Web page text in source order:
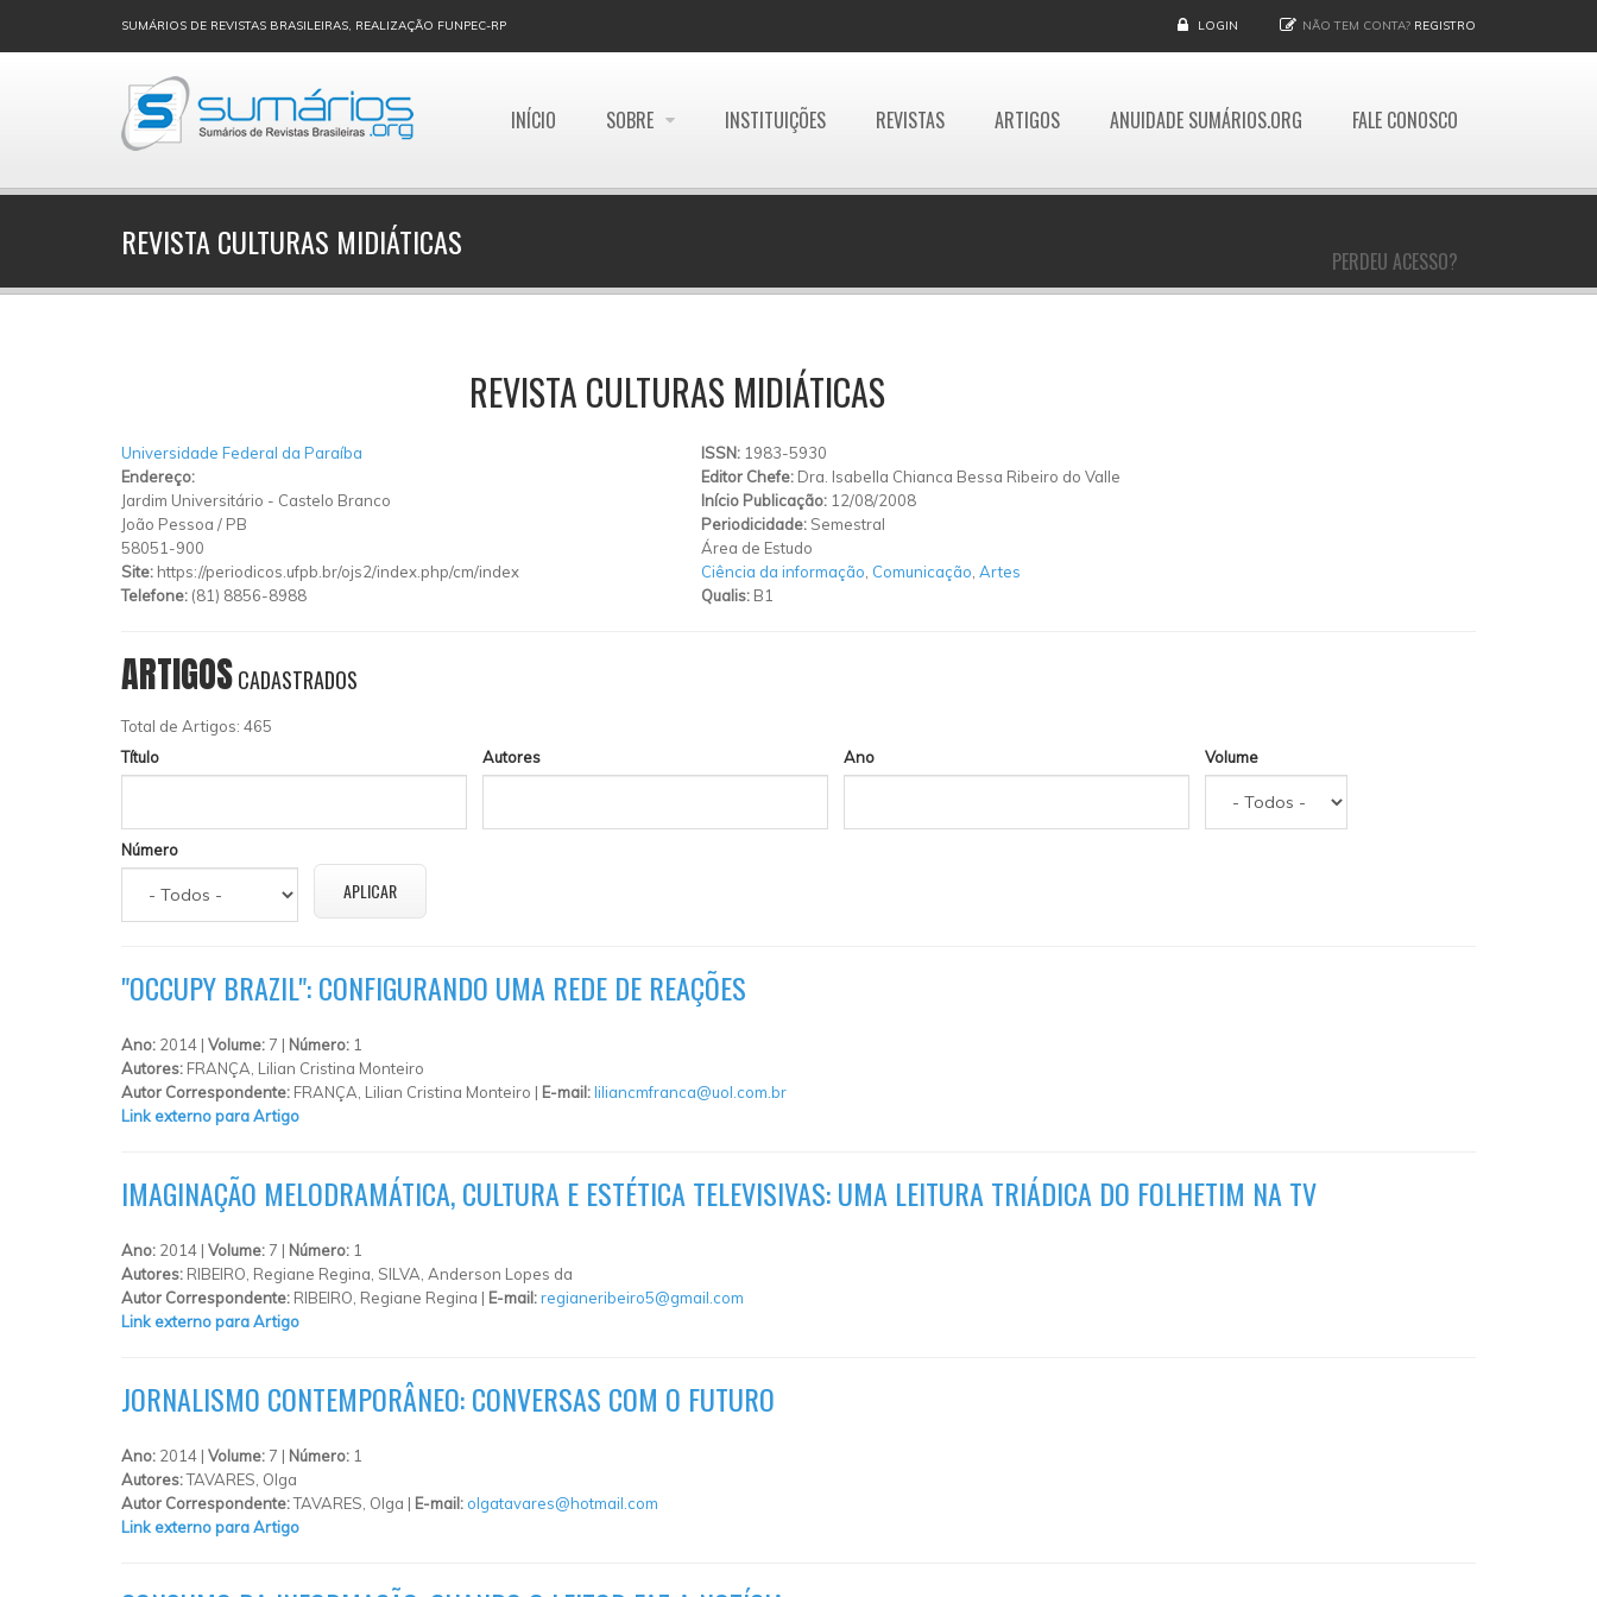
SUMÁRIOS DE REVISTAS BRASILEIRAS, REALIZAÇÃO FUNPEC-RP LOGIN NÃO TEM CONTA? REGISTRO
INÍCIO SOBRE INSTITUIÇÕES REVISTAS ARTIGOS ANUIDADE SUMÁRIOS.ORG FALE CONOSCO
PERDEU ACESSO?
REVISTA CULTURAS MIDIÁTICAS
REVISTA CULTURAS MIDIÁTICAS
Universidade Federal da Paraíba
Endereço:
Jardim Universitário - Castelo Branco
João Pessoa / PB
58051-900
Site: https://periodicos.ufpb.br/ojs2/index.php/cm/index
Telefone: (81) 8856-8988
ISSN: 1983-5930
Editor Chefe: Dra. Isabella Chianca Bessa Ribeiro do Valle
Início Publicação: 12/08/2008
Periodicidade: Semestral
Área de Estudo
Ciência da informação Comunicação Artes
Qualis: B1
ARTIGOSCADASTRADOS
Total de Artigos: 465
Título
Autores Ano Volume
Número
"OCCUPY BRAZIL": CONFIGURANDO UMA REDE DE REAÇÕES
Ano: 2014 | Volume: 7 | Número: 1
Autores: FRANÇA, Lilian Cristina Monteiro
Autor Correspondente: FRANÇA, Lilian Cristina Monteiro | E-mail:liliancmfranca@uol.com.br
Link externo para Artigo
IMAGINAÇÃO MELODRAMÁTICA, CULTURA E ESTÉTICA TELEVISIVAS: UMA LEITURA TRIÁDICA DO FOLHETIM NA TV
Ano: 2014 | Volume: 7 | Número: 1
Autores: RIBEIRO, Regiane Regina, SILVA, Anderson Lopes da
Autor Correspondente: RIBEIRO, Regiane Regina | E-mail:regianeribeiro5@gmail.com
Link externo para Artigo
JORNALISMO CONTEMPORÂNEO: CONVERSAS COM O FUTURO
Ano: 2014 | Volume: 7 | Número: 1
Autores:TAVARES, Olga
Autor Correspondente:TAVARES, Olga | E-mail: olgatavares@hotmail.com
Link externo para Artigo